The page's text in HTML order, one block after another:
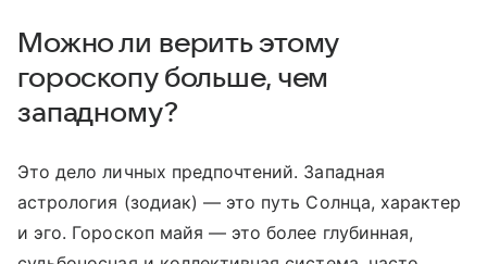
Можно ли верить этому
гороскопу больше, чем
западному?
Это дело личных предпочтений. Западная
астрология (зодиак) — это путь Солнца, характер
и эго. Гороскоп майя — это более глубинная,